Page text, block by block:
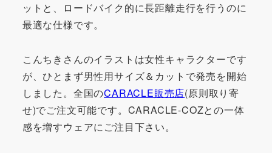
ットと、ロードバイク的に長距離走行を行うのに
最適な仕様です。
こんちきさんのイラストは女性キャラクターです
が、ひとまず男性用サイズ＆カットで発売を開始
しました。全国のCARACLE販売店(原則取り寄
せ)でご注文可能です。CARACLE-COZとの一体
感を増すウェアにご注目下さい。